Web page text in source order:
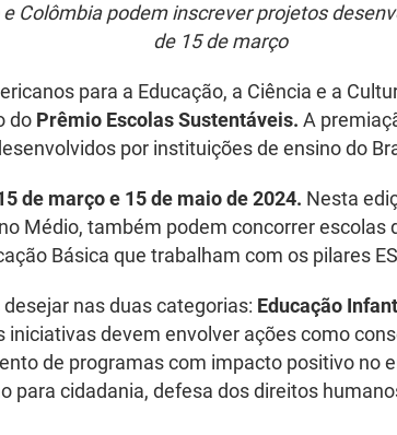
Colômbia podem inscrever projetos
de 15 de março
para a Educação, a Ciência e a
do Prêmio Escolas Sustentáveis. A
por instituições de ensino do
de março e 15 de maio de 2024. Nesta
Médio, também podem concorrer
Básica que trabalham com os pilares
nas duas categorias: Educação
iniciativas devem envolver ações como
de programas com impacto positivo no
para cidadania, defesa dos direitos